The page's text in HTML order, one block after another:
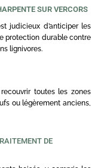
SUR VERCORS
judicieux d’anticiper les
protection durable contre
lignivores.
toutes les zones
ou légèrement anciens,
DE